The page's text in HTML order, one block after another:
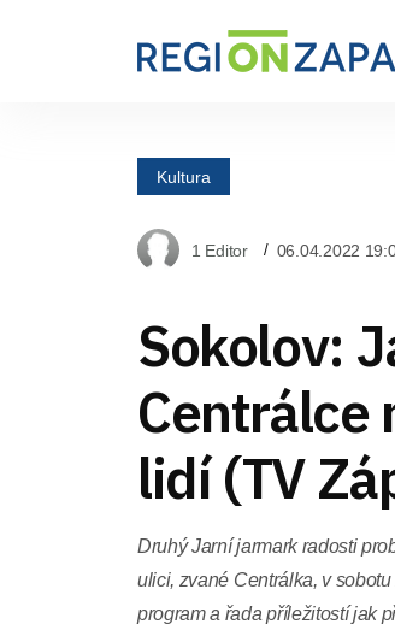
Kultura
1 Editor 06.04.2022
Sokolov:
Centrálce
lidí (TV
Druhý Jarní jarmark radosti
ulici, zvané Centrálka, v
program a řada příležitostí jak